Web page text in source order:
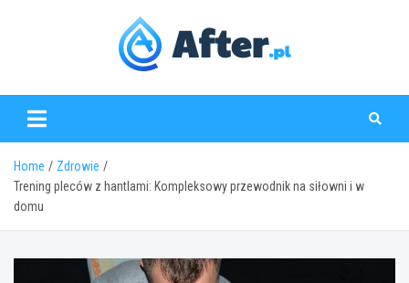
www.after.pl
Home
Zdrowie
Trening pleców z hantlami: Kompleksowy przewodnik na siłowni i w
domu